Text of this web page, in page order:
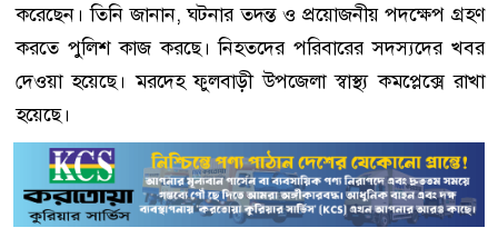
করেছেন। তিনি জানান, ঘটনার তদন্ত ও প্রয়োজনীয় পদক্ষেপ গ্রহণ
করতে পুলিশ কাজ করছে। নিহতদের পরিবারের সদস্যদের খবর
দেওয়া হয়েছে। মরদেহ ফুলবাড়ী উপজেলা স্বাস্থ্য কমপ্লেক্সে রাখা
হয়েছে।